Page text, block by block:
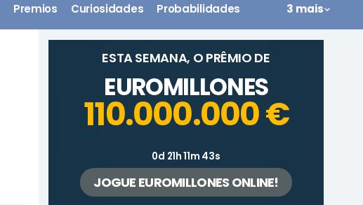
Premios Curiosidades Probabilidades 3 mais
ESTA SEMANA, O PRÊMIO DE
EUROMILLONES
110.000.000 €
0d 21h 11m 43s
JOGUE EUROMILLONES ONLINE!